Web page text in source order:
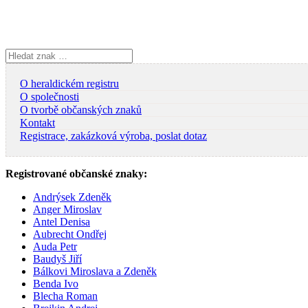
Vyhledávání
O heraldickém registru
O společnosti
O tvorbě občanských znaků
Kontakt
Registrace, zakázková výroba, poslat dotaz
Registrované občanské znaky:
Andrýsek Zdeněk
Anger Miroslav
Antel Denisa
Aubrecht Ondřej
Auda Petr
Baudyš Jiří
Bálkovi Miroslava a Zdeněk
Benda Ivo
Blecha Roman